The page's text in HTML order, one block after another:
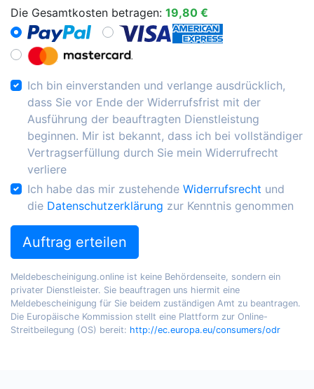
Die Gesamtkosten betragen: 19,80 €
Ich bin einverstanden und verlange ausdrücklich,
dass Sie vor Ende der Widerrufsfrist mit der
Ausführung der beauftragten Dienstleistung
beginnen. Mir ist bekannt, dass ich bei vollständiger
Vertragserfüllung durch Sie mein Widerrufrecht
verliere
Ich habe das mir zustehende Widerrufsrecht und
die Datenschutzerklärung zur Kenntnis genommen
Auftrag erteilen
Meldebescheinigung.online ist keine Behördenseite, sondern ein
privater Dienstleister. Sie beauftragen uns hiermit eine
Meldebescheinigung für Sie beidem zuständigen Amt zu beantragen.
Die Europäische Kommission stellt eine Plattform zur Online-
Streitbeilegung (OS) bereit: http://ec.europa.eu/consumers/odr